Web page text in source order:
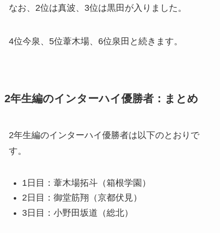
なお、2位は真波、3位は黒田が入りました。
4位今泉、5位葦木場、6位泉田と続きます。
2年生編のインターハイ優勝者：まとめ
2年生編のインターハイ優勝者は以下のとおりで
す。
1日目：葦木場拓斗（箱根学園）
2日目：御堂筋翔（京都伏見）
3日目：小野田坂道（総北）